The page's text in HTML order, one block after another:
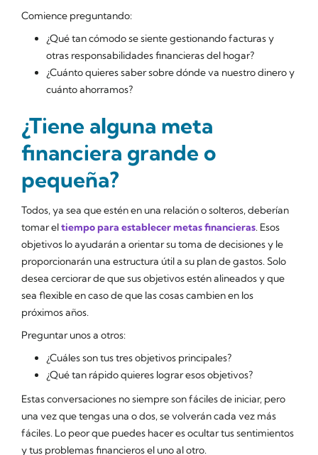
Comience preguntando:
¿Qué tan cómodo se siente gestionando facturas y
otras responsabilidades financieras del hogar?
¿Cuánto quieres saber sobre dónde va nuestro dinero y
cuánto ahorramos?
¿Tiene alguna meta
financiera grande o
pequeña?
Todos, ya sea que estén en una relación o solteros, deberían
tomar eltiempo para establecer metas financieras. Esos
objetivos lo ayudarán a orientar su toma de decisiones y le
proporcionarán una estructura útil a su plan de gastos. Solo
desea cerciorar de que sus objetivos estén alineados y que
sea flexible en caso de que las cosas cambien en los
próximos años.
Preguntar unos a otros:
¿Cuáles son tus tres objetivos principales?
¿Qué tan rápido quieres lograr esos objetivos?
Estas conversaciones no siempre son fáciles de iniciar, pero
una vez que tengas una o dos, se volverán cada vez más
fáciles. Lo peor que puedes hacer es ocultar tus sentimientos
y tus problemas financieros el uno al otro.